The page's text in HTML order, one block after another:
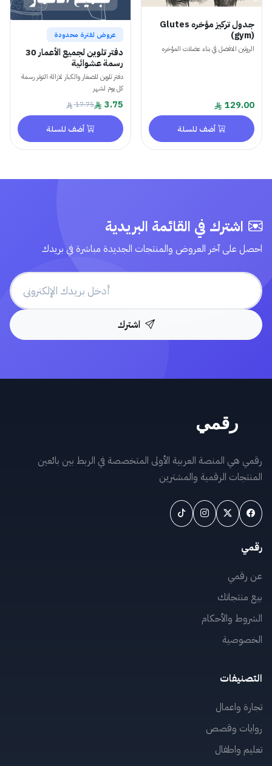
جدول تركيز مؤخره Glutes
(gym)
الروتين الافضل في بناء عضلات المؤخره
129.00
أضف للسلة
عروض لفترة محدودة
دفتر تلوين لجميع الأعمار 30
رسمة عشوائية
دفتر تلوين للصغار والكبار لازالة التوتر رسمة
كل يوم لشهر
3.75
17.75
أضف للسلة
اشترك في القائمة البريدية
احصل على آخر العروض والمنتجات الجديدة مباشرة في بريدك
اشترك
رقمي هي المنصة العربية الأولى المتخصصة في الربط بين بائعين
المنتجات الرقمية والمشترين
رقمي
عن رقمي
بيع منتجاتك
الشروط والأحكام
الخصوصية
التصنيفات
تجارة واعمال
روايات وقصص
تعليم واطفال